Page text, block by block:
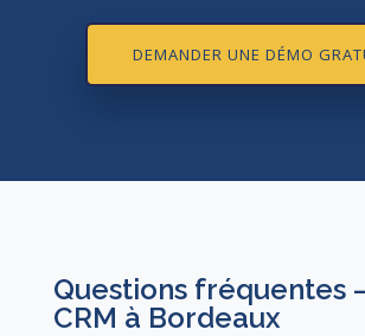
DEMANDER UNE DÉMO
Questions fréquentes
CRM à Bordeaux